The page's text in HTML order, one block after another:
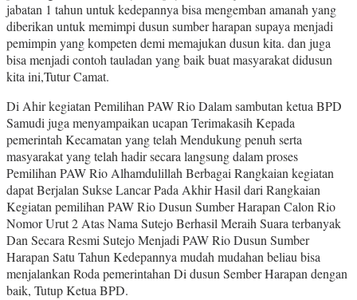
jabatan 1 tahun untuk kedepannya bisa mengemban amanah yang
diberikan untuk memimpi dusun sumber harapan supaya menjadi
pemimpin yang kompeten demi memajukan dusun kita. dan juga
bisa menjadi contoh tauladan yang baik buat masyarakat didusun
kita ini,Tutur Camat.
Di Ahir kegiatan Pemilihan PAW Rio Dalam sambutan ketua BPD
Samudi juga menyampaikan ucapan Terimakasih Kepada
pemerintah Kecamatan yang telah Mendukung penuh serta
masyarakat yang telah hadir secara langsung dalam proses
Pemilihan PAW Rio Alhamdulillah Berbagai Rangkaian kegiatan
dapat Berjalan Sukse Lancar Pada Akhir Hasil dari Rangkaian
Kegiatan pemilihan PAW Rio Dusun Sumber Harapan Calon Rio
Nomor Urut 2 Atas Nama Sutejo Berhasil Meraih Suara terbanyak
Dan Secara Resmi Sutejo Menjadi PAW Rio Dusun Sumber
Harapan Satu Tahun Kedepannya mudah mudahan beliau bisa
menjalankan Roda pemerintahan Di dusun Sember Harapan dengan
baik, Tutup Ketua BPD.